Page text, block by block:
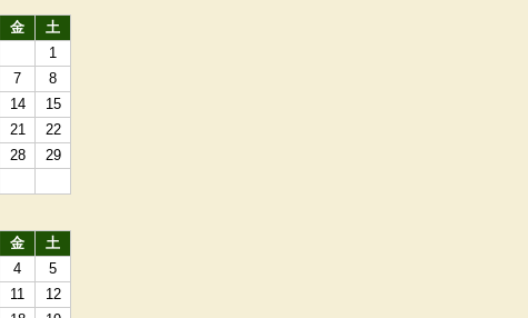
金
土
1
7
8
14
15
21
22
28
29
金
土
4
5
11
12